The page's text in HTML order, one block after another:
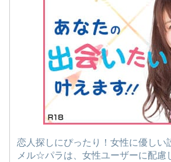
恋人探しにぴったり！女性に優しい
メル☆パラは、女性ユーザーに配慮